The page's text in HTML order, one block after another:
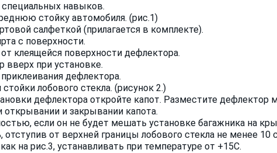
навыков.
стойку автомобиля. (рис.1)
салфеткой (прилагается в комплекте).
с поверхности.
клеящейся поверхности дефлектора.
вверх при установке.
дефлектора.
лобового стекла. (рисунок 2.)
дефлектора откройте капот. Разместите дефлектор
и закрывании капота.
если он не будет мешать установке багажника на
от верхней границы лобового стекла не менее 10
на рис.3, устанавливать при температуре от +15С.